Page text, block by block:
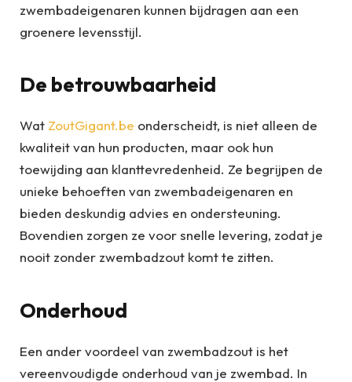
zwembadeigenaren kunnen bijdragen aan een
groenere levensstijl.
De betrouwbaarheid
Wat ZoutGigant.be onderscheidt, is niet alleen de
kwaliteit van hun producten, maar ook hun
toewijding aan klanttevredenheid. Ze begrijpen de
unieke behoeften van zwembadeigenaren en
bieden deskundig advies en ondersteuning.
Bovendien zorgen ze voor snelle levering, zodat je
nooit zonder zwembadzout komt te zitten.
Onderhoud
Een ander voordeel van zwembadzout is het
vereenvoudigde onderhoud van je zwembad. In